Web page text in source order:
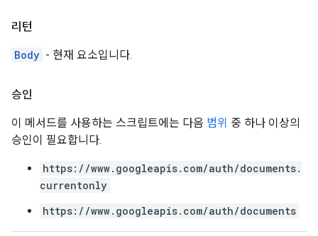
리턴
Body - 현재 요소입니다.
승인
이 메서드를 사용하는 스크립트에는 다음 범위 중 하나 이상의
승인이 필요합니다.
https://www.googleapis.com/auth/documents.
currentonly
https://www.googleapis.com/auth/documents